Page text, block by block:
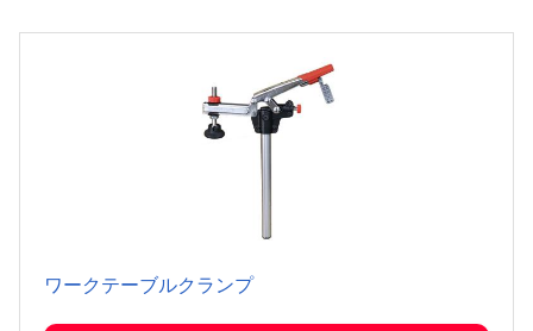
ワークテーブルクランプ